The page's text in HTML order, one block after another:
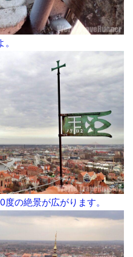
の絶景が広がります。